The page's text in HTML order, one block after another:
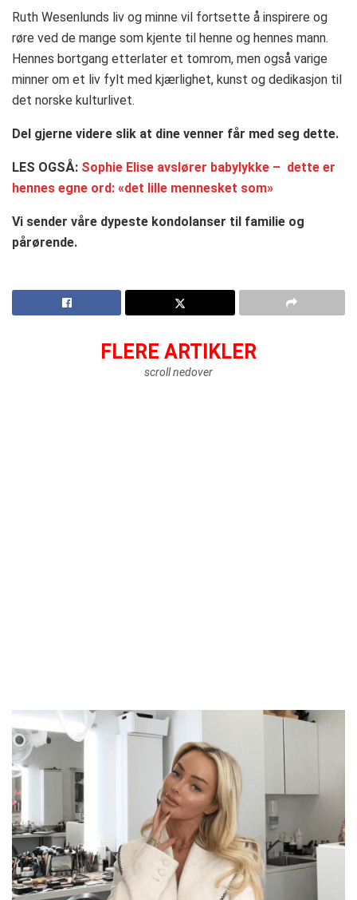
Ruth Wesenlunds liv og minne vil fortsette å inspirere og
røre ved de mange som kjente til henne og hennes mann.
Hennes bortgang etterlater et tomrom, men også varige
minner om et liv fylt med kjærlighet, kunst og dedikasjon til
det norske kulturlivet.
Del gjerne videre slik at dine venner får med seg dette.
LES OGSÅ: Sophie Elise avslører babylykke – dette er
hennes egne ord: «det lille mennesket som»
Vi sender våre dypeste kondolanser til familie og
pårørende.
FLERE ARTIKLER
scroll nedover